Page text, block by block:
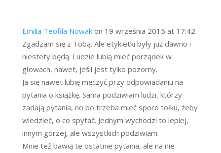
Emilia Teofila Nowak on 19 września 2015 at 17:42
Zgadzam się z Tobą. Ale etykietki były już dawno i
niestety będą. Ludzie lubią mieć porządek w
głowach, nawet, jeśli jest tylko pozorny.
Ja się nawet lubię męczyć przy odpowiadaniu na
pytania o książkę. Sama podziwiam ludzi, którzy
zadają pytania, no bo trzeba mieć sporo tołku, żeby
wiedzieć, o co spytać. Jednym wychodzi to lepiej,
innym gorzej, ale wszystkich podziwiam.
Mnie też bawią te ostatnie pytania, ale na nie